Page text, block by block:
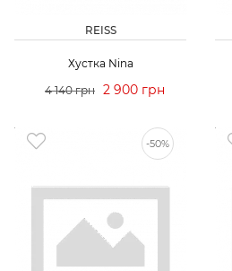
REISS
Хустка Nina
4 140 грн 2 900 грн
-50%